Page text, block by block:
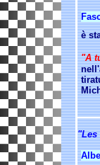
è
"A